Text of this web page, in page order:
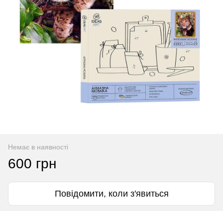
Немає в наявності
600 грн
Повідомити, коли з'явиться